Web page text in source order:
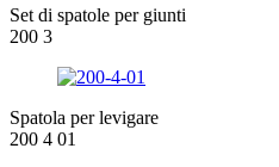
Set di spatole per giunti
200 3
Spatola per levigare
200 4 01